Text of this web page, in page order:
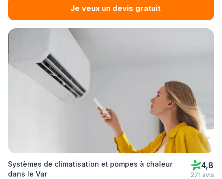
Je veux un devis gratuit
Systèmes de climatisation et pompes à chaleur
dans le Var
4,8
271 avis